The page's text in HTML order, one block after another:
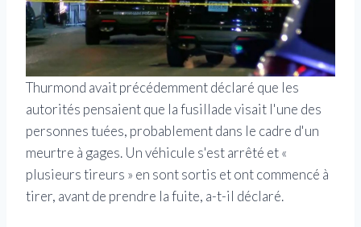
Thurmond avait précédemment déclaré que les
autorités pensaient que la fusillade visait l'une des
personnes tuées, probablement dans le cadre d'un
meurtre à gages. Un véhicule s'est arrêté et «
plusieurs tireurs » en sont sortis et ont commencé à
tirer, avant de prendre la fuite, a-t-il déclaré.